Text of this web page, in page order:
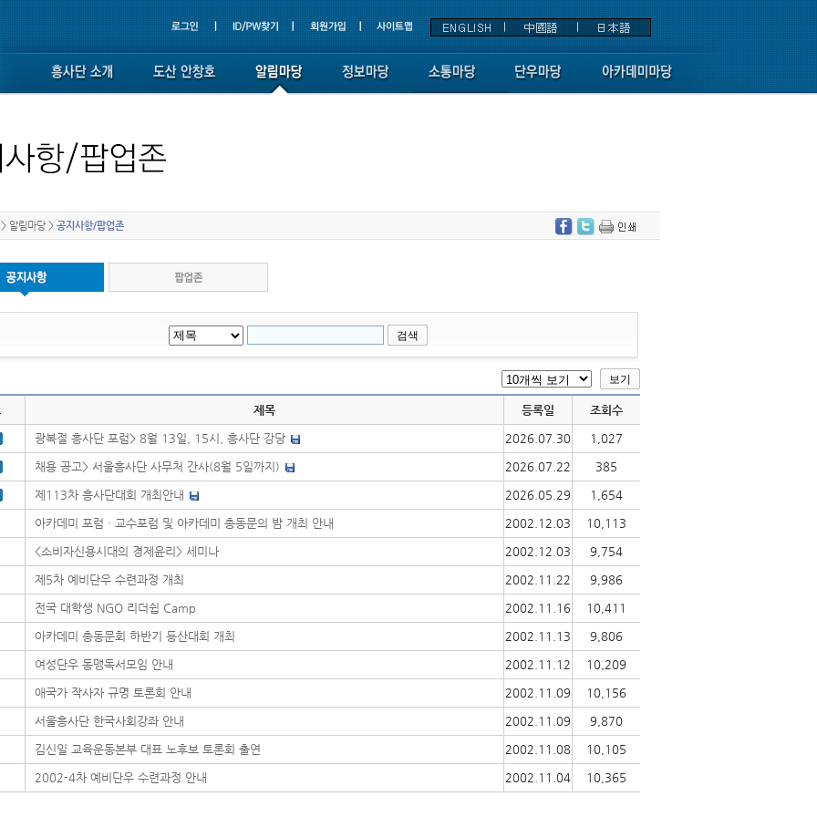
알림마당 > 공지사항/팝업존
제목 등록일 조회수
광복절 흥사단 포럼> 8월 13일, 15시, 흥사단 강당 2026.07.30 1,027
채용 공고> 서울흥사단 사무처 간사(8월 5일까지) 2026.07.22 385
제113차 흥사단대회 개최안내 2026.05.29 1,654
아카데미 포럼ㆍ교수포럼 및 아카데미 총동문의 밤 개최 안내 2002.12.03 10,113
<소비자신용시대의 경제윤리> 세미나 2002.12.03 9,754
제5차 예비단우 수련과정 개최 2002.11.22 9,986
전국 대학생 NGO 리더쉽 Camp 2002.11.16 10,411
아카데미 총동문회 하반기 등산대회 개최 2002.11.13 9,806
여성단우 동맹독서모임 안내 2002.11.12 10,209
애국가 작사자 규명 토론회 안내 2002.11.09 10,156
서울흥사단 한국사회강좌 안내 2002.11.09 9,870
김신일 교육운동본부 대표 노후보 토론회 출연 2002.11.08 10,105
2002-4차 예비단우 수련과정 안내 2002.11.04 10,365